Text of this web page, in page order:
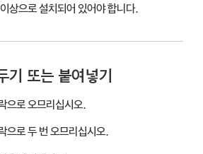
으로 설치되어 있어야 합니다.
기 또는 붙여넣기
으로 오므리십시오.
으로 두 번 오므리십시오.